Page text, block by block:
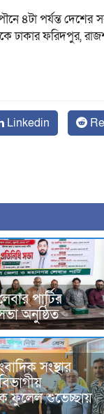
পর্যন্ত দেশের
ঢাকার ফরিদপুর,
Linkedin
পার্টির
অনুষ্ঠিত
সংস্থার
ফুলেল শুভেচ্ছায়